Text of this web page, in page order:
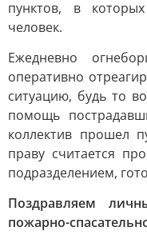
пунктов, в
человек.
Ежедневно
оперативно
ситуацию, будь то
помощь
коллектив прошел
праву считается
подразделением,
Поздравляем
пожарно-